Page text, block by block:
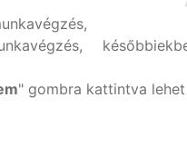
" gombra kattintva